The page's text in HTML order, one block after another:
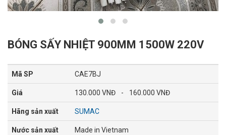
BÓNG SẤY NHIỆT 900MM 1500W 220V
Mã SP CAE7BJ
Giá 130.000 VNĐ - 160.000 VNĐ
Hãng sản xuất SUMAC
Nước sản xuất Made in Vietnam